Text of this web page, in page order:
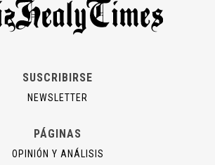
SUSCRIBIRSE
NEWSLETTER
PÁGINAS
OPINIÓN Y ANÁLISIS